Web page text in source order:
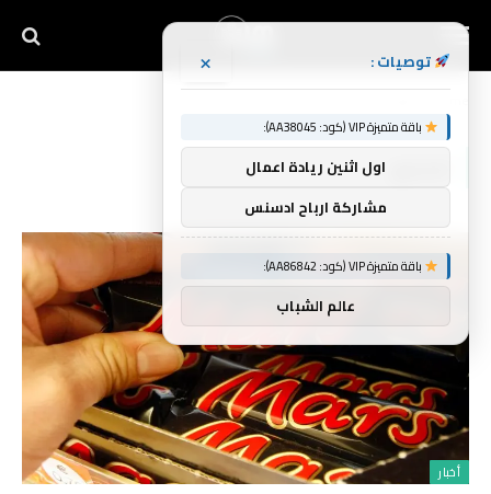
أخبار
توصيات : ×
باقة متميزة VIP (كود: AA38045):
اول اثنين ريادة اعمال
مشاركة ارباح ادسنس
باقة متميزة VIP (كود: AA86842):
عالم الشباب